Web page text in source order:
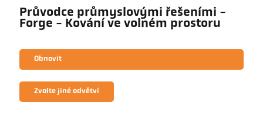
Průvodce průmyslovými řešeními -
Forge - Kování ve volném prostoru
Obnovit
Zvolte jiné odvětví